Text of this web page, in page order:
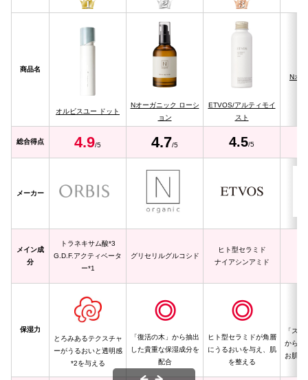
商品名
オルビスユー ドット
Nオーガニック ローシ
ョン
ETVOS/アルティモイ
スト
Nオ
総合得点 4.9/5 4.7/5 4.5/5
メーカー
メイン成
分
トラネキサム酸*3
G.D.F.アクティベータ
ー*1
グリセリルグルコシド
ヒト型セラミド
ナイアシンアミド
保湿力
とろみあるテクスチャ
ーがうるおいと透明感
*2を与える
◎
「復活の木」から抽出
した貴重な保湿成分を
配合
◎
ヒト型セラミドが角層
にうるおいを与え、肌
を整える
「ス
から抽
お肌に